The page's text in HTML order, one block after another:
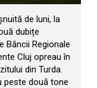
de luni, la
dubițe
Băncii Regionale
Cluj opreau în
din Turda.
peste două tone